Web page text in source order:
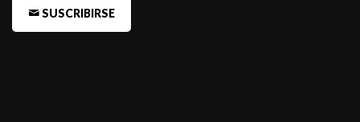
SUSCRIBIRSE